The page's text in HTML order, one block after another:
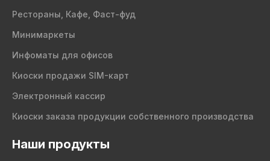
Рестораны, Кафе, Фаст-фуд
Минимаркеты
Инфоматы для офисов
Киоски продажи SIM-карт
Электронный кассир
Киоски заказа продукции собственного производства
Наши продукты